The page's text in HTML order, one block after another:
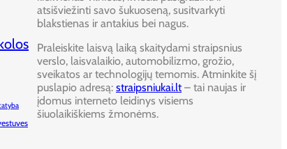
atsišviežinti savo šukuoseną, susitvarkyti
blakstienas ir antakius bei nagus.
Praleiskite laisvą laiką skaitydami straipsnius
verslo, laisvalaikio, automobilizmo, grožio,
sveikatos ar technologijų temomis. Atminkite šį
puslapio adresą: straipsniukai.lt– tai naujas ir
įdomus interneto leidinys visiems
šiuolaikiškiems žmonėms.